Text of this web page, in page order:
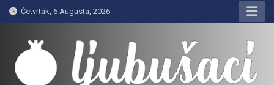
Skip
to
content
Četvrtak, 6 Augusta, 2026